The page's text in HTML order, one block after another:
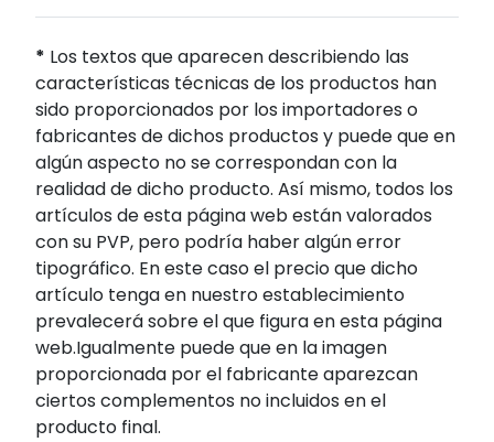
* Los textos que aparecen describiendo las
características técnicas de los productos han
sido proporcionados por los importadores o
fabricantes de dichos productos y puede que en
algún aspecto no se correspondan con la
realidad de dicho producto. Así mismo, todos los
artículos de esta página web están valorados
con su PVP, pero podría haber algún error
tipográfico. En este caso el precio que dicho
artículo tenga en nuestro establecimiento
prevalecerá sobre el que figura en esta página
web.Igualmente puede que en la imagen
proporcionada por el fabricante aparezcan
ciertos complementos no incluidos en el
producto final.